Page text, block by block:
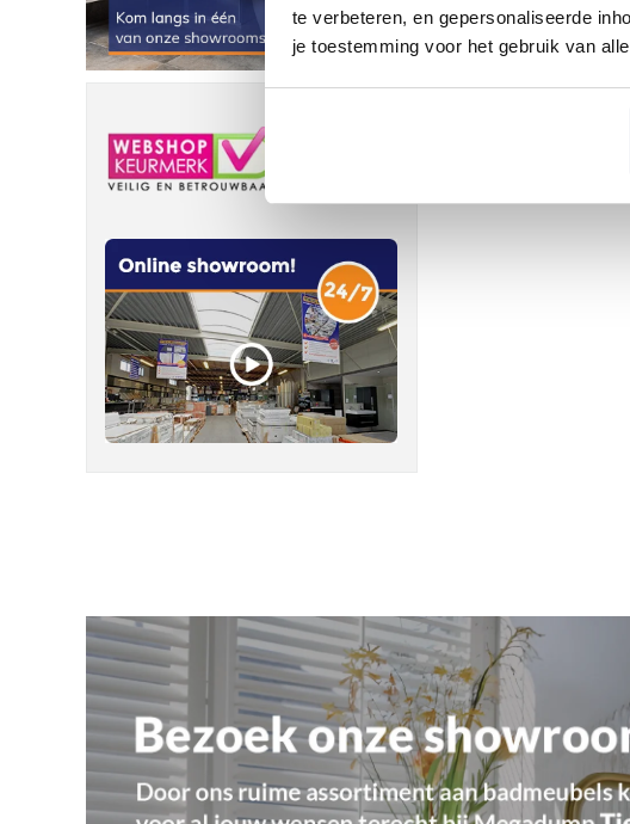
te verbeteren, en gepersonaliseerde
je toestemming voor het gebruik van